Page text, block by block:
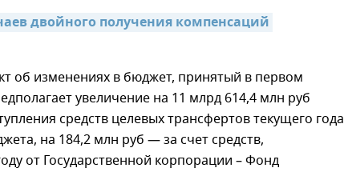
двойного получения компенсаций
об изменениях в бюджет, принятый в первом
увеличение на 11 млрд 614,4 млн руб
средств целевых трансфертов текущего года
на 184,2 млн руб — за счет средств,
от Государственной корпорации – Фонд